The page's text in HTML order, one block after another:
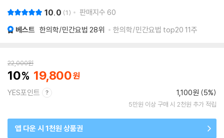
10.0 1 판매지수 60
베스트 한의학/민간요법 28위 한의학/민간요법 top20 11주
22,000원
10 19,800
YES포인트 1,100원 (5%)
5만원 이상 구매 시 2천원 추가 적립
앱 다운 시 1천원 상품권